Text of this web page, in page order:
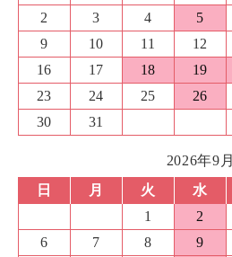
2
3 4 5
9
10 11 12
16
17 18 19
23
24 25 26
30
31
2026年9月
日
月 火 水
1
2
6
7 8 9